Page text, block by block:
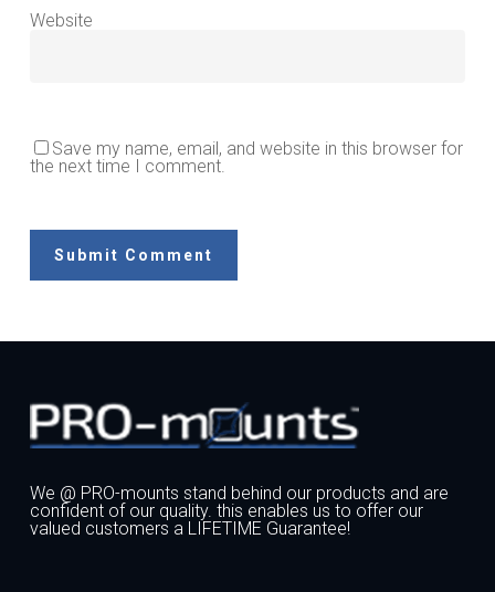
Website
Save my name, email, and website in this browser for
the next time I comment.
We @ PRO-mounts stand behind our products and are
confident of our quality. this enables us to offer our
valued customers a LIFETIME Guarantee!